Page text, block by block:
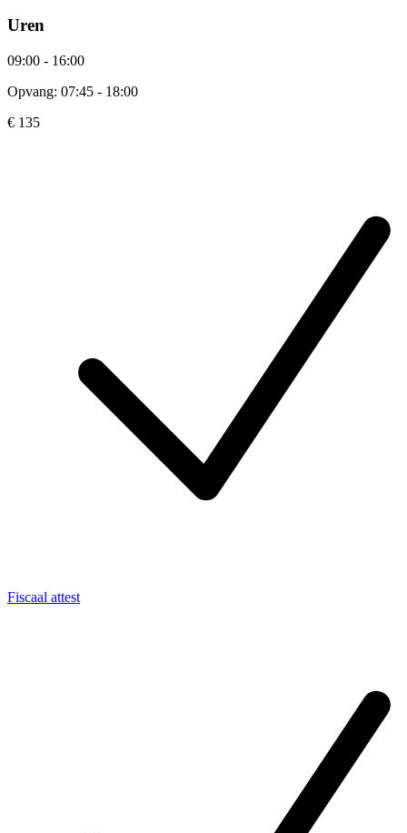
Uren
09:00 - 16:00
Opvang: 07:45 - 18:00
€ 135
Fiscaal attest